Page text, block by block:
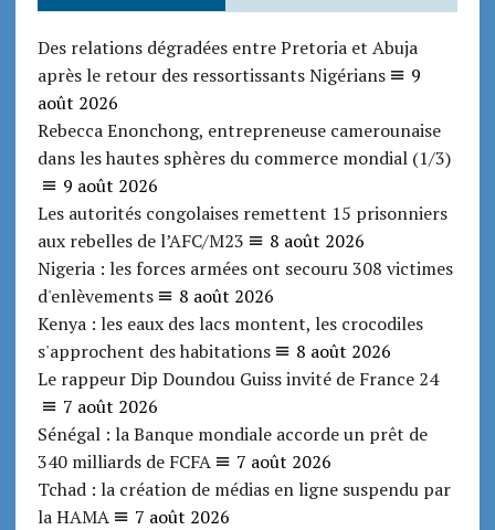
Des relations dégradées entre Pretoria et Abuja
après le retour des ressortissants Nigérians
9
août 2026
Rebecca Enonchong, entrepreneuse camerounaise
dans les hautes sphères du commerce mondial (1/3)
9 août 2026
Les autorités congolaises remettent 15 prisonniers
aux rebelles de l’AFC/M23
8 août 2026
Nigeria : les forces armées ont secouru 308 victimes
d'enlèvements
8 août 2026
Kenya : les eaux des lacs montent, les crocodiles
s'approchent des habitations
8 août 2026
Le rappeur Dip Doundou Guiss invité de France 24
7 août 2026
Sénégal : la Banque mondiale accorde un prêt de
340 milliards de FCFA
7 août 2026
Tchad : la création de médias en ligne suspendu par
la HAMA
7 août 2026